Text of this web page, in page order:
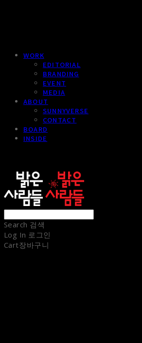
WORK
EDITORIAL
BRANDING
EVENT
MEDIA
ABOUT
SUNNYVERSE
CONTACT
BOARD
INSIDE
Search 검색
Log In 로그인
Cart장바구니